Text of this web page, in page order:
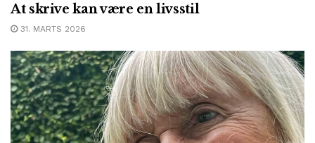
At skrive kan være en livsstil
31. MARTS 2026